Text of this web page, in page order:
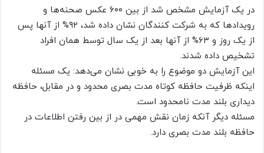
در یک آزمایش مشخص شد از بین ۶۰۰ عکس صحنه‌ها و
رویدادها که به شرکت کنندگان نشان داده شد، ۹۲% از آنها پس
از یک روز و ۶۳% از آنها بعد از یک سال توسط همان افراد
تشخیص داده شدند.
این آزمایش دو موضوع را به خوبی نشان می‌دهد: یک مسئله
اینکه ظرفیت حافظه کوتاه مدت بصری محدود و در مقابل، حافظه
دیداری بلند مدت نامحدود است.
مسئله دیگر آنکه زمان نقش مهمی در از بین رفتن اطلاعات در
حافظه بلند مدت بصری دارد.